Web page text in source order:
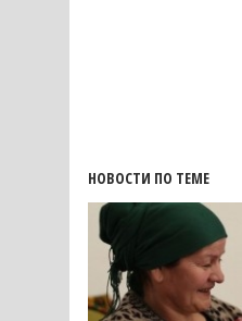
НОВОСТИ ПО ТЕМЕ